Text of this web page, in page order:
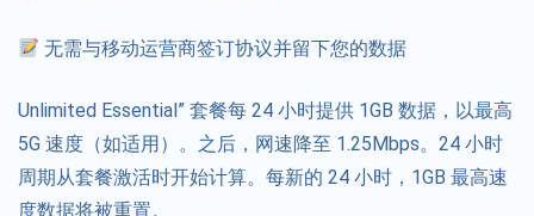
无需与移动运营商签订协议并留下您的数据
Unlimited Essential” 套餐每 24 小时提供 1GB 数据，以最高
5G 速度（如适用）。之后，网速降至 1.25Mbps。24 小时
周期从套餐激活时开始计算。每新的 24 小时，1GB 最高速
度数据将被重置。